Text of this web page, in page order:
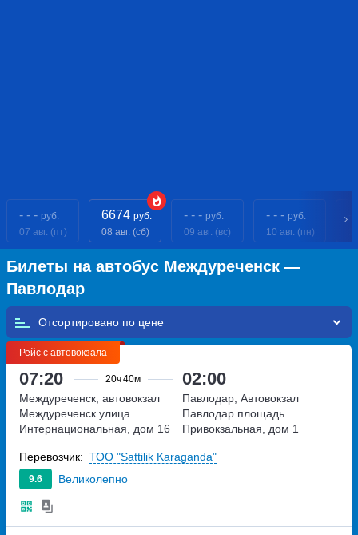
- - - руб.
07 авг. (пт)
6674 руб.
08 авг. (сб)
- - - руб.
09 авг. (вс)
- - - руб.
10 авг. (пн)
Билеты на автобус Междуреченск —
Павлодар
Отсортировано по
Рейс с автовокзала
07:20 20ч40м 02:00
Междуреченск, автовокзал
Междуреченск улица
Интернациональная, дом 16
Павлодар, Автовокзал
Павлодар площадь
Привокзальная, дом 1
9.6 Великолепно
Перевозчик: ТОО "Sattilik Karaganda"